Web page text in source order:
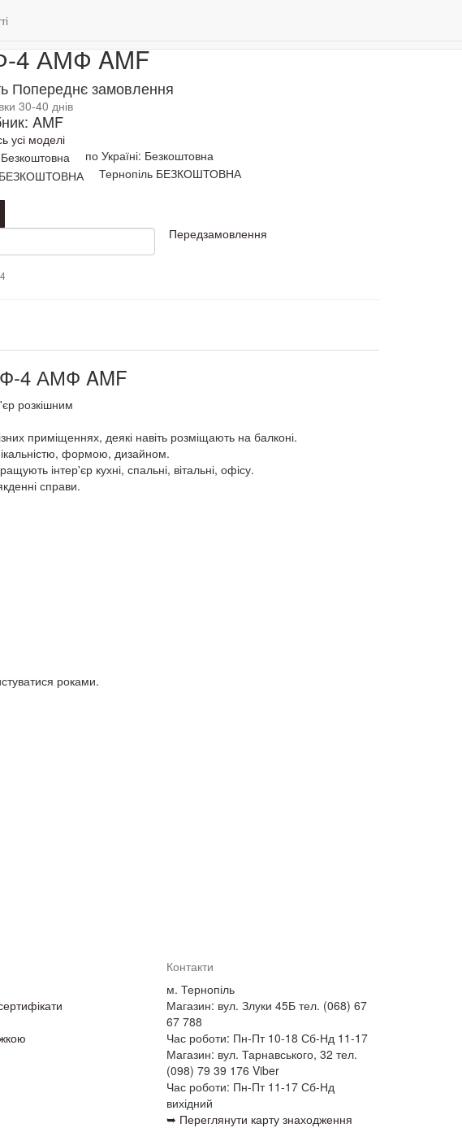
FS_АМФ-4 АМФ
4 АМФ AMF
Попереднє замовлення
30-40 днів
AMF
усі моделі
по Україні: Безкоштовна
Тернопіль БЕЗКОШТОВНА
Передзамовлення
4 АМФ AMF
розкішним
приміщеннях, деякі навіть розміщають на балконі.
формою, дизайном.
інтер'єр кухні, спальні, вітальні, офісу.
справи.
роками.
Контакти
м. Тернопіль
Магазин: вул. Злуки 45Б тел. (068) 67
67 788
Час роботи: Пн-Пт 10-18 Сб-Нд 11-17
Магазин: вул. Тарнавського, 32 тел.
(098) 79 39 176 Viber
Час роботи: Пн-Пт 11-17 Сб-Нд
вихідний
➥ Переглянути карту знаходження